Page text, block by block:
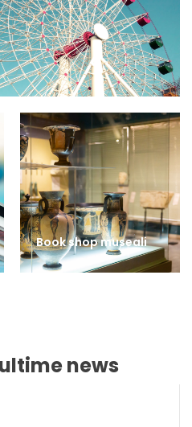
Book shop museali
news